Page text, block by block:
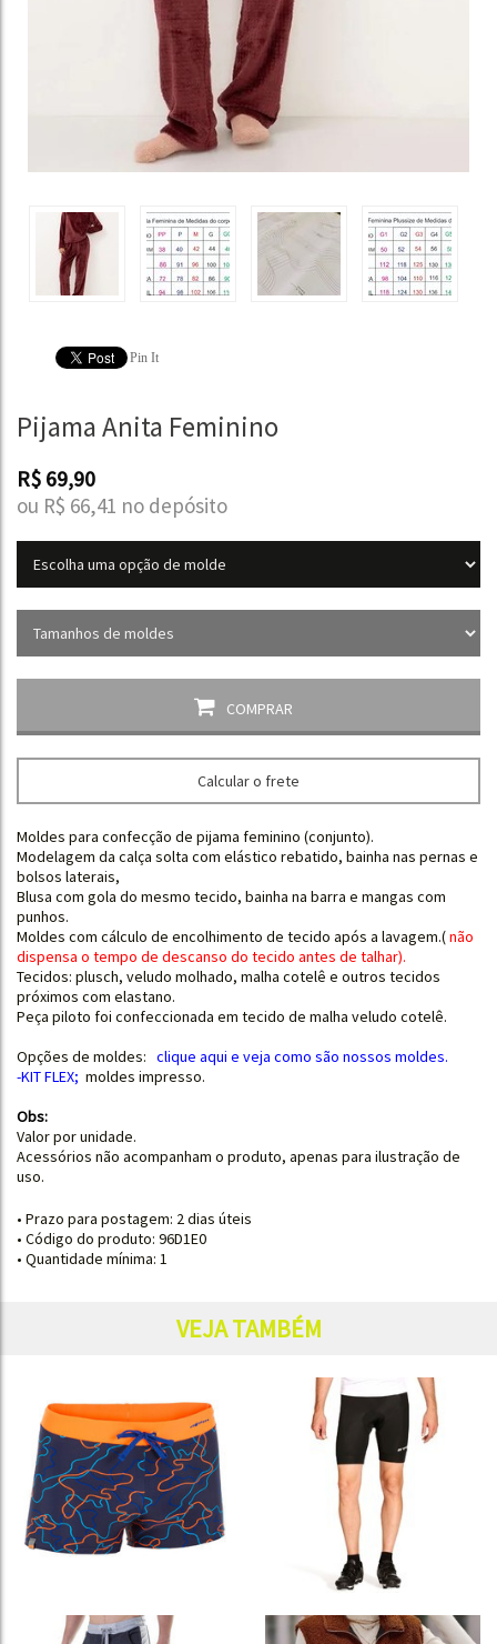
Pin It
Pijama Anita Feminino
R$ 69,90
ou R$ 66,41 no depósito
COMPRAR
Calcular o frete
Moldes para confecção de pijama feminino (conjunto).
Modelagem da calça solta com elástico rebatido, bainha nas pernas e
bolsos laterais,
Blusa com gola do mesmo tecido, bainha na barra e mangas com
punhos.
Moldes com cálculo de encolhimento de tecido após a lavagem.(não
dispensa o tempo de descanso do tecido antes de talhar).
Tecidos: plusch, veludo molhado, malha cotelê e outros tecidos
próximos com elastano.
Peça piloto foi confeccionada em tecido de malha veludo cotelê.
Opções de moldes: clique aqui e veja como são nossos moldes.
-KIT FLEX; moldes impresso.
Obs:
Valor por unidade.
Acessórios não acompanham o produto, apenas para ilustração de
uso.
• Prazo para postagem: 2 dias úteis
• Código do produto: 96D1E0
• Quantidade mínima: 1
VEJA TAMBÉM